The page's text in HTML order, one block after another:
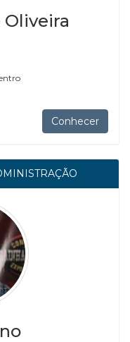
Oliveira
Conhecer